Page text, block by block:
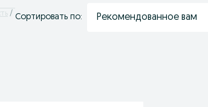
Сортировать по: Рекомендованное вам